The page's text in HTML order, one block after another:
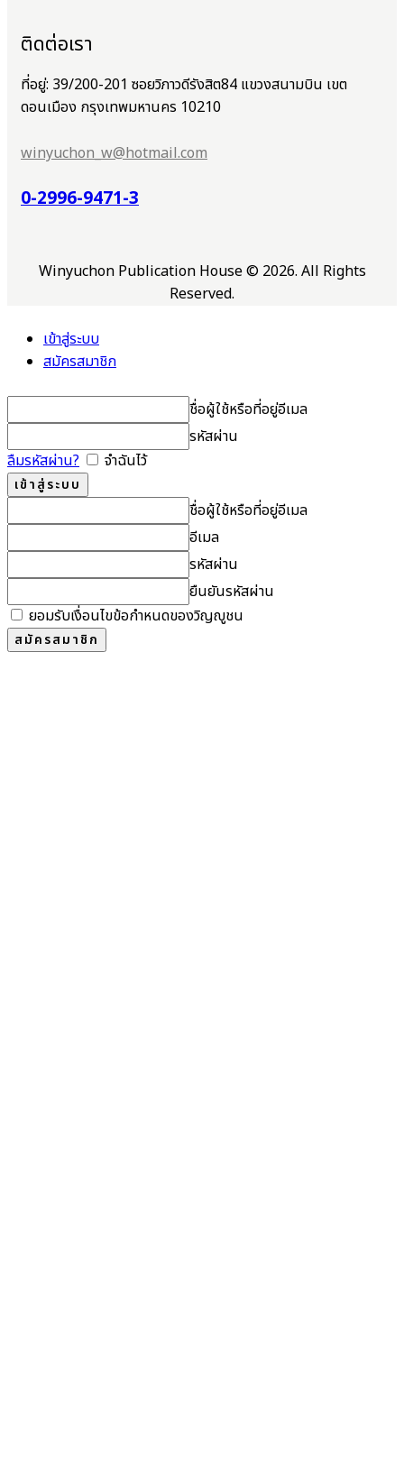
ติดต่อเรา
ที่อยู่: 39/200-201 ซอยวิภาวดีรังสิต84 แขวงสนามบิน เขต
ดอนเมือง กรุงเทพมหานคร 10210
winyuchon_w@hotmail.com
0-2996-9471-3
Winyuchon Publication House © 2026. All Rights
Reserved.
เข้าสู่ระบบ
สมัครสมาชิก
ชื่อผู้ใช้หรือที่อยู่อีเมล
รหัสผ่าน
ลืมรหัสผ่าน?
จำฉันไว้
ชื่อผู้ใช้หรือที่อยู่อีเมล
อีเมล
รหัสผ่าน
ยืนยันรหัสผ่าน
ยอมรับเงื่อนไขข้อกำหนดของวิญญูชน